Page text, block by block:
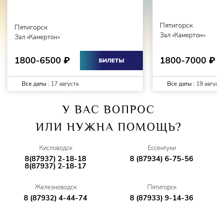
Пятигорск
Зал «Камертон»
1800-6500 ₽ БИЛЕТЫ
Все даты : 17 августа
Пятигорск
Зал «Камертон»
1800-7000 ₽
Все даты : 19
У ВАС ВОПРОС
ИЛИ НУЖНА ПОМОЩЬ?
Кисловодск
8(87937) 2-18-18
8(87937) 2-18-17
Ессентуки
8 (87934) 6-75-56
Железноводск
8 (87932) 4-44-74
Пятигорск
8 (87933) 9-14-36